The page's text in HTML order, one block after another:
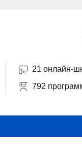
21 онлайн-
792